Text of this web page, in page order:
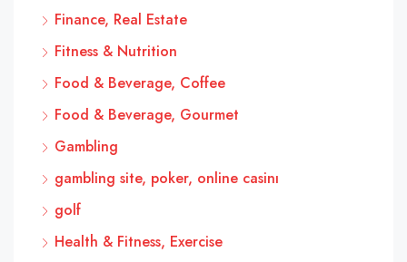
Finance, Real Estate
Fitness & Nutrition
Food & Beverage, Coffee
Food & Beverage, Gourmet
Gambling
gambling site, poker, online casinı
golf
Health & Fitness, Exercise